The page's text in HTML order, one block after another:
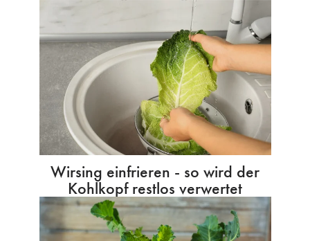
Wirsing einfrieren - so wird der
Kohlkopf restlos verwertet